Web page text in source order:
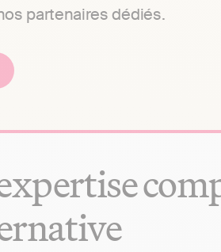
partenaires dédiés.